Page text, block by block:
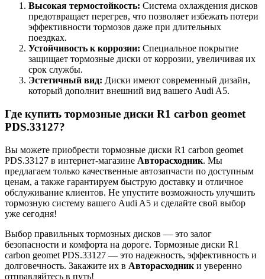
Высокая термостойкость: Система охлаждения дисков
предотвращает перегрев, что позволяет избежать потери
эффективности тормозов даже при длительных
поездках.
Устойчивость к коррозии: Специальное покрытие
защищает тормозные диски от коррозии, увеличивая их
срок службы.
Эстетичный вид: Диски имеют современный дизайн,
который дополнит внешний вид вашего Audi A5.
Где купить тормозные диски R1 carbon geomet
PDS.33127?
Вы можете приобрести тормозные диски R1 carbon geomet
PDS.33127 в интернет-магазине Авторасходник. Мы
предлагаем только качественные автозапчасти по доступным
ценам, а также гарантируем быструю доставку и отличное
обслуживание клиентов. Не упустите возможность улучшить
тормозную систему вашего Audi A5 и сделайте свой выбор
уже сегодня!
Выбор правильных тормозных дисков — это залог
безопасности и комфорта на дороге. Тормозные диски R1
carbon geomet PDS.33127 — это надежность, эффективность и
долговечность. Закажите их в Авторасходник и уверенно
отправляйтесь в путь!